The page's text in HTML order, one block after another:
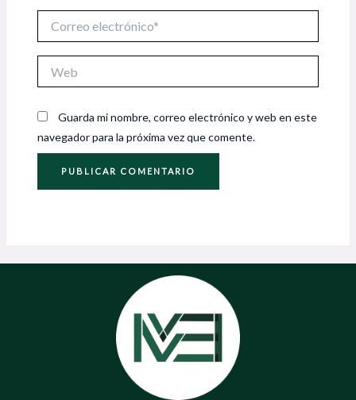
electrónico*
Guarda mi nombre, correo electrónico y web en este
navegador para la próxima vez que comente.